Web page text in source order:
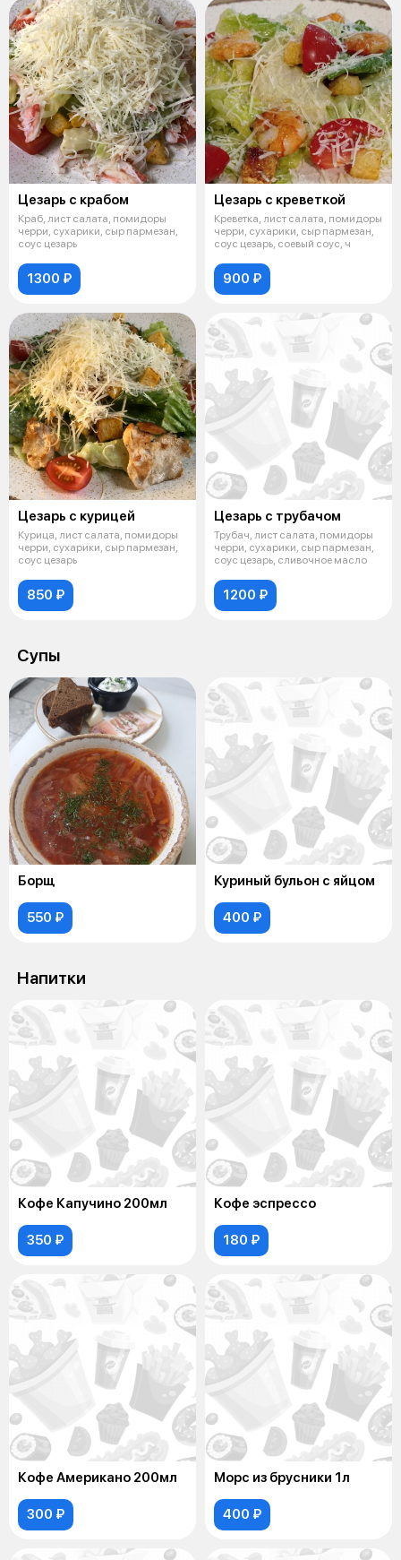
Цезарь с крабом
Краб, лист салата, помидоры
черри, сухарики, сыр пармезан,
соус цезарь
1300 ₽
Цезарь с креветкой
Креветка, лист салата, помидоры
черри, сухарики, сыр пармезан,
соус цезарь, соевый соус, ч
900 ₽
Цезарь с курицей
Курица, лист салата, помидоры
черри, сухарики, сыр пармезан,
соус цезарь
850 ₽
Цезарь с трубачом
Трубач, лист салата, помидоры
черри, сухарики, сыр пармезан,
соус цезарь, сливочное масло
1200 ₽
Супы
Борщ
550 ₽
Куриный бульон с яйцом
400 ₽
Напитки
Кофе Капучино 200мл
350 ₽
Кофе эспрессо
180 ₽
Кофе Американо 200мл
300 ₽
Морс из брусники 1л
400 ₽